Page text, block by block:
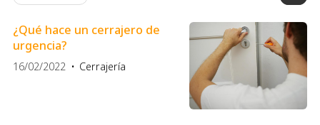
¿Qué hace un cerrajero de
urgencia?
16/02/2022 Cerrajería